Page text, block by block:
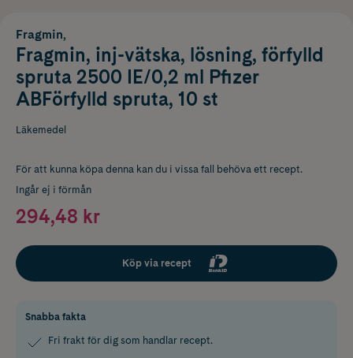
Fragmin,
Fragmin, inj-vätska, lösning, förfylld
spruta 2500 IE/0,2 ml Pfizer
ABFörfylld spruta, 10 st
Läkemedel
För att kunna köpa denna kan du i vissa fall behöva ett recept.
Ingår ej i förmån
294,48 kr
Köp via recept
Snabba fakta
Fri frakt för dig som handlar recept.